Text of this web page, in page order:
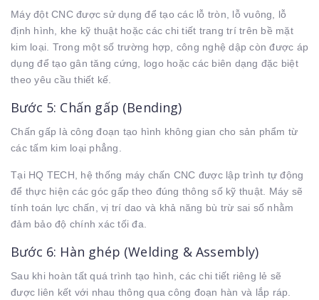
Máy đột CNC được sử dụng để tạo các lỗ tròn, lỗ vuông, lỗ
định hình, khe kỹ thuật hoặc các chi tiết trang trí trên bề mặt
kim loại. Trong một số trường hợp, công nghệ dập còn được áp
dụng để tạo gân tăng cứng, logo hoặc các biên dạng đặc biệt
theo yêu cầu thiết kế.
Bước 5: Chấn gấp (Bending)
Chấn gấp là công đoạn tạo hình không gian cho sản phẩm từ
các tấm kim loại phẳng.
Tại HQ TECH, hệ thống máy chấn CNC được lập trình tự động
để thực hiện các góc gấp theo đúng thông số kỹ thuật. Máy sẽ
tính toán lực chấn, vị trí dao và khả năng bù trừ sai số nhằm
đảm bảo độ chính xác tối đa.
Bước 6: Hàn ghép (Welding & Assembly)
Sau khi hoàn tất quá trình tạo hình, các chi tiết riêng lẻ sẽ
được liên kết với nhau thông qua công đoạn hàn và lắp ráp.